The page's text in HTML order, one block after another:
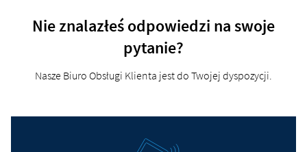
Nie znalazłeś odpowiedzi na swoje
pytanie?
Nasze Biuro Obsługi Klienta jest do Twojej dyspozycji.